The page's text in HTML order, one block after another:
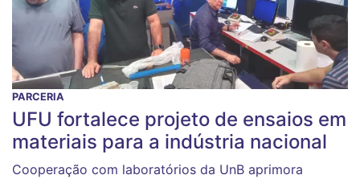
PARCERIA
UFU fortalece projeto de ensaios em
materiais para a indústria nacional
Cooperação com laboratórios da UnB aprimora